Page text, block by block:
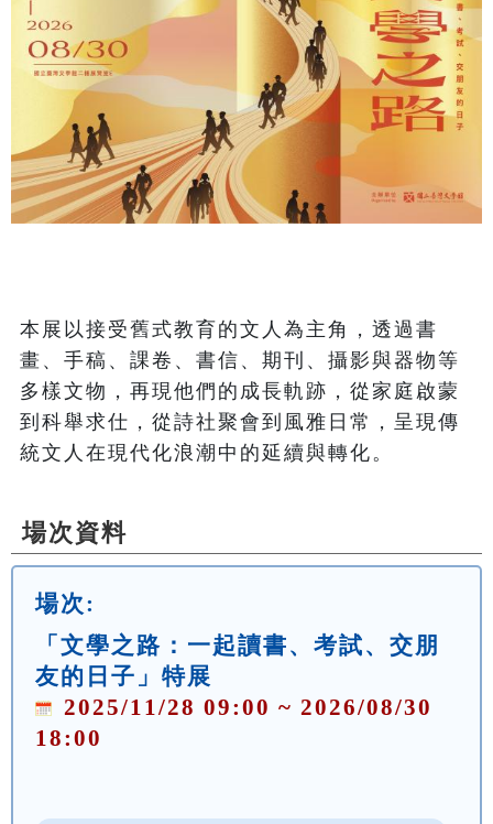
本展以接受舊式教育的文人為主角，透過書
畫、手稿、課卷、書信、期刊、攝影與器物等
多樣文物，再現他們的成長軌跡，從家庭啟蒙
到科舉求仕，從詩社聚會到風雅日常，呈現傳
統文人在現代化浪潮中的延續與轉化。
場次資料
場次:
「文學之路：一起讀書、考試、交朋
友的日子」特展
2025/11/28 09:00 ~ 2026/08/30
18:00